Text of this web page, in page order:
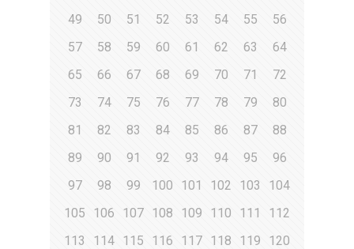
49
50 51 52 53 54 55
56
57
58 59 60 61 62 63
64
65
66 67 68 69 70 71
72
73
74 75 76 77 78 79
80
81
82 83 84 85 86 87
88
89
90 91 92 93 94 95
96
97
98 99 100 101 102 103
104
105
106 107 108 109 110 111
112
113
114 115 116 117 118 119
120